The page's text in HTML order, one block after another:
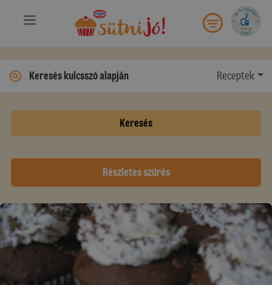
Receptek
Keresés
Részletes szűrés